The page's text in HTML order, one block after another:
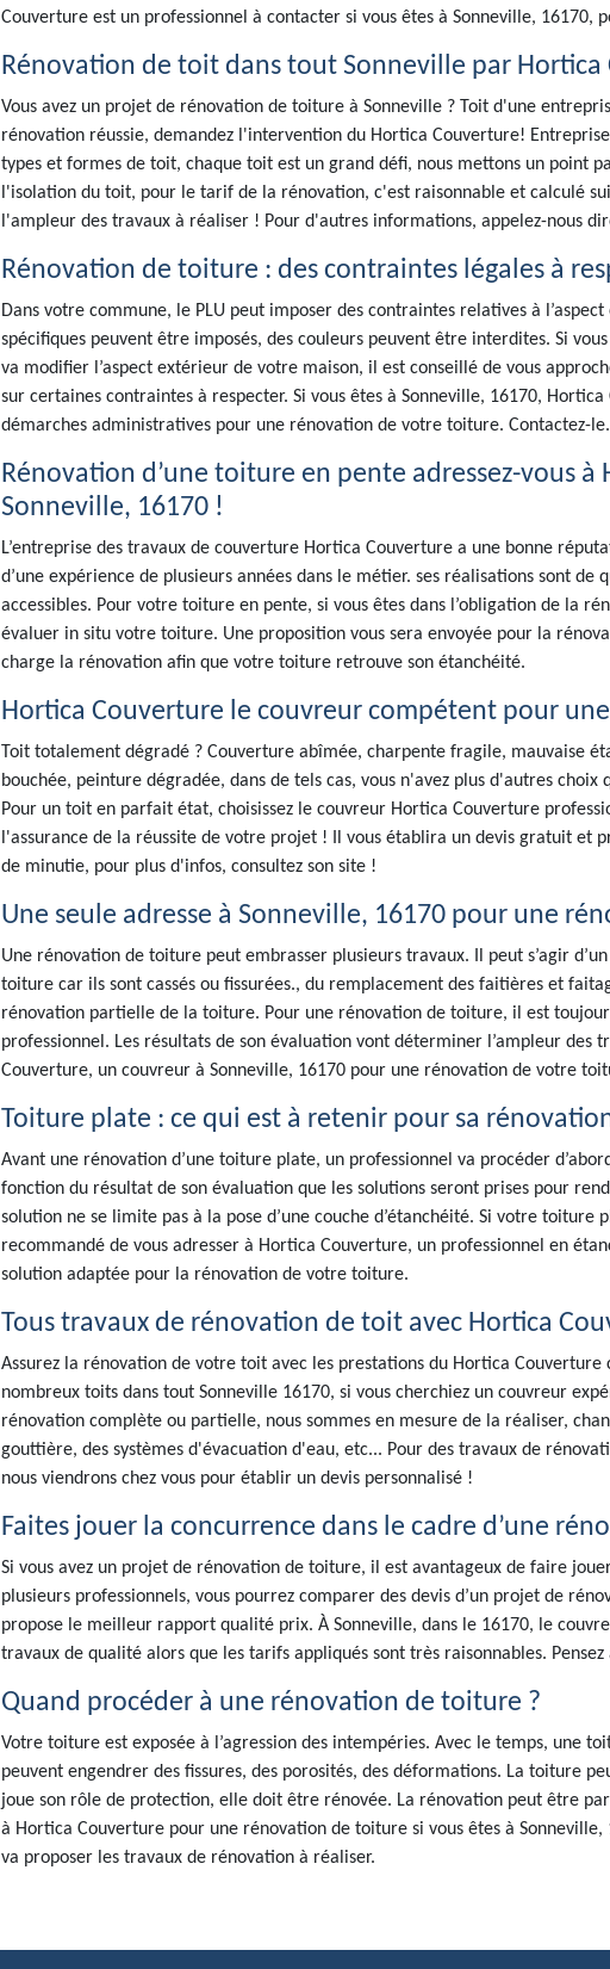
Couverture est un professionnel à contacter si vous êtes à Sonneville, 16170,
Rénovation de toit dans tout Sonneville par Hortica
Vous avez un projet de rénovation de toiture à Sonneville ? Toit d'une
rénovation réussie, demandez l'intervention du Hortica Couverture!
types et formes de toit, chaque toit est un grand défi, nous mettons un point
l'isolation du toit, pour le tarif de la rénovation, c'est raisonnable et calculé
l'ampleur des travaux à réaliser ! Pour d'autres informations, appelez-nous
Rénovation de toiture : des contraintes légales à
Dans votre commune, le PLU peut imposer des contraintes relatives à
spécifiques peuvent être imposés, des couleurs peuvent être interdites. Si
va modifier l’aspect extérieur de votre maison, il est conseillé de vous
sur certaines contraintes à respecter. Si vous êtes à Sonneville, 16170,
démarches administratives pour une rénovation de votre toiture. Contactez-le.
Rénovation d’une toiture en pente adressez-vous à
Sonneville, 16170 !
L’entreprise des travaux de couverture Hortica Couverture a une bonne
d’une expérience de plusieurs années dans le métier. ses réalisations sont de
accessibles. Pour votre toiture en pente, si vous êtes dans l’obligation de la
évaluer in situ votre toiture. Une proposition vous sera envoyée pour la
charge la rénovation afin que votre toiture retrouve son étanchéité.
Hortica Couverture le couvreur compétent pour
Toit totalement dégradé ? Couverture abîmée, charpente fragile, mauvaise
bouchée, peinture dégradée, dans de tels cas, vous n'avez plus d'autres
Pour un toit en parfait état, choisissez le couvreur Hortica Couverture
l'assurance de la réussite de votre projet ! Il vous établira un devis gratuit et
de minutie, pour plus d'infos, consultez son site !
Une seule adresse à Sonneville, 16170 pour une
Une rénovation de toiture peut embrasser plusieurs travaux. Il peut s’agir
toiture car ils sont cassés ou fissurées., du remplacement des faitières et
rénovation partielle de la toiture. Pour une rénovation de toiture, il est
professionnel. Les résultats de son évaluation vont déterminer l’ampleur des
Couverture, un couvreur à Sonneville, 16170 pour une rénovation de votre
Toiture plate : ce qui est à retenir pour sa
Avant une rénovation d’une toiture plate, un professionnel va procéder
fonction du résultat de son évaluation que les solutions seront prises pour
solution ne se limite pas à la pose d’une couche d’étanchéité. Si votre toiture
recommandé de vous adresser à Hortica Couverture, un professionnel en
solution adaptée pour la rénovation de votre toiture.
Tous travaux de rénovation de toit avec Hortica
Assurez la rénovation de votre toit avec les prestations du Hortica Couverture
nombreux toits dans tout Sonneville 16170, si vous cherchiez un couvreur
rénovation complète ou partielle, nous sommes en mesure de la réaliser,
gouttière, des systèmes d'évacuation d'eau, etc... Pour des travaux de
nous viendrons chez vous pour établir un devis personnalisé !
Faites jouer la concurrence dans le cadre d’une
Si vous avez un projet de rénovation de toiture, il est avantageux de faire
plusieurs professionnels, vous pourrez comparer des devis d’un projet de
propose le meilleur rapport qualité prix. À Sonneville, dans le 16170, le
travaux de qualité alors que les tarifs appliqués sont très raisonnables.
Quand procéder à une rénovation de toiture ?
Votre toiture est exposée à l’agression des intempéries. Avec le temps, une
peuvent engendrer des fissures, des porosités, des déformations. La toiture
joue son rôle de protection, elle doit être rénovée. La rénovation peut être
à Hortica Couverture pour une rénovation de toiture si vous êtes à
va proposer les travaux de rénovation à réaliser.